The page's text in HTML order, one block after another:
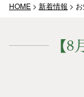
HOME > 新着情報 >
【